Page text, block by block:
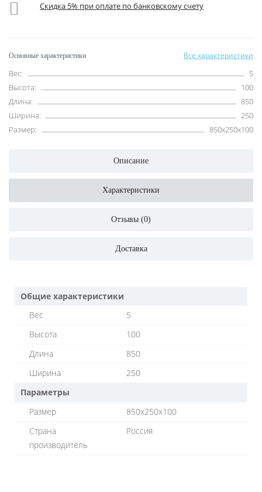
Скидка 5% при оплате по банковскому счету
Основные характеристики Все характеристики
Вес:
5
Высота:
100
Длина:
850
Ширина:
250
Размер:
850x250x100
Описание
Характеристики
Отзывы (0)
Доставка
Общие характеристики
Вес
5
Высота
100
Длина
850
Ширина
250
Параметры
Размер
850x250x100
Страна
производитель
Россия